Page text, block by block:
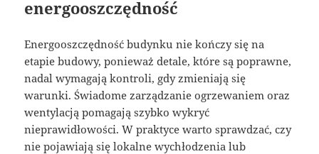
energooszczędność
Energooszczędność budynku nie kończy się na
etapie budowy, ponieważ detale, które są poprawne,
nadal wymagają kontroli, gdy zmieniają się
warunki. Świadome zarządzanie ogrzewaniem oraz
wentylacją pomagają szybko wykryć
nieprawidłowości. W praktyce warto sprawdzać, czy
nie pojawiają się lokalne wychłodzenia lub